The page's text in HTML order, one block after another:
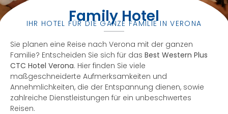
Family Hotel
IHR HOTEL FÜR DIE GANZE FAMILIE IN VERONA
Sie planen eine Reise nach Verona mit der ganzen
Familie? Entscheiden Sie sich für das Best Western Plus
CTC Hotel Verona. Hier finden Sie viele
maßgeschneiderte Aufmerksamkeiten und
Annehmlichkeiten, die der Entspannung dienen, sowie
zahlreiche Dienstleistungen für ein unbeschwertes
Reisen.